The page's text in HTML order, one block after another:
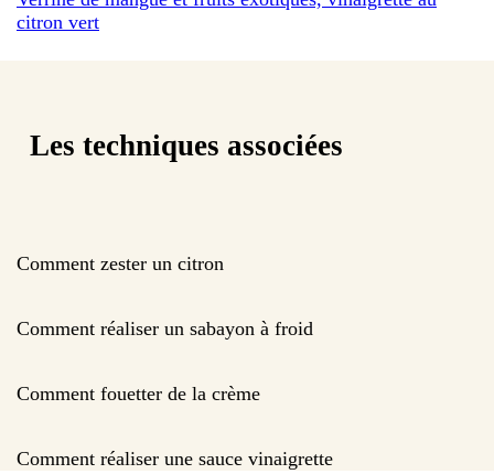
citron vert
Les techniques associées
Comment zester un citron
Comment réaliser un sabayon à froid
Comment fouetter de la crème
Comment réaliser une sauce vinaigrette